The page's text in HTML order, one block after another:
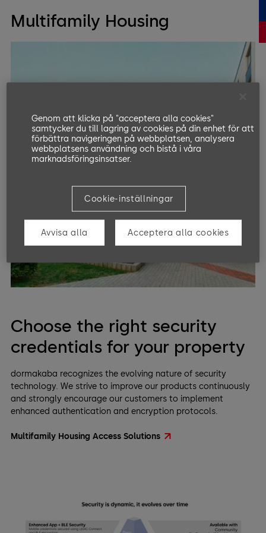
Multifamily Housing
Choose the right security
credentials for your property
dormakaba recognizes the evolving nature of security
technology. We strive to improve our products continuously
and strongly encourage our customers to implement
enhanced authentication and encryption protocols.
Multifamily Housing Access Solutions
Genom att klicka på "acceptera alla cookies"
samtycker du till lagring av cookies på din enhet för att
förbättra navigeringen på webbplatsen, analysera
webbplatsens användning och bistå i våra
marknadsföringsinsatser.
Cookie-inställningar
Avvisa alla Acceptera alla cookies